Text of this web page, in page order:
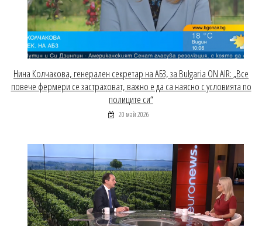
Нина Колчакова, генерален секретар на АБЗ, за Bulgaria ON AIR: „Все
повече фермери се застраховат, важно е да са наясно с условията по
полиците си“
20 май 2026